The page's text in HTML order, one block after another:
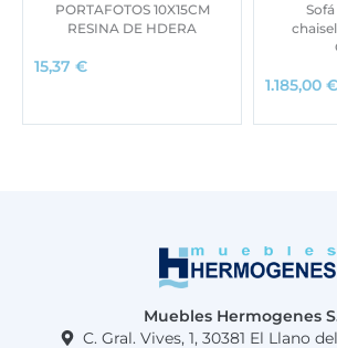
PORTAFOTOS 10X15CM
RESINA DE HDERA
15,37 €
1.185,00 €
Muebles Hermogenes
C. Gral. Vives, 1, 30381 El Llano